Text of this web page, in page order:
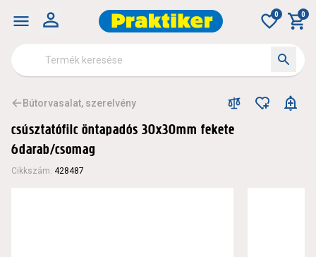
0 0
Bútorvasalat, szerelvény
csúsztatófilc öntapadós 30x30mm fekete
6darab/csomag
Cikkszám: 428487